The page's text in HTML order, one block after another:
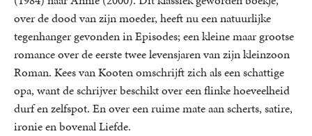
over de dood van zijn moeder, heeft nu een natuurlijke
tegenhanger gevonden in Episodes; een kleine maar grootse
romance over de eerste twee levensjaren van zijn kleinzoon
Roman. Kees van Kooten omschrijft zich als een schattige
opa, want de schrijver beschikt over een flinke hoeveelheid
durf en zelfspot. En over een ruime mate aan scherts, satire,
ironie en bovenal Liefde.